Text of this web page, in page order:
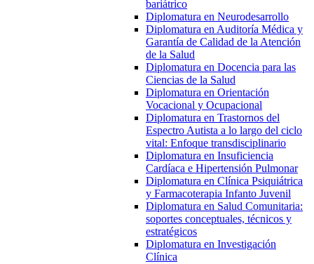
bariátrico
Diplomatura en Neurodesarrollo
Diplomatura en Auditoría Médica y
Garantía de Calidad de la Atención
de la Salud
Diplomatura en Docencia para las
Ciencias de la Salud
Diplomatura en Orientación
Vocacional y Ocupacional
Diplomatura en Trastornos del
Espectro Autista a lo largo del ciclo
vital: Enfoque transdisciplinario
Diplomatura en Insuficiencia
Cardíaca e Hipertensión Pulmonar
Diplomatura en Clínica Psiquiátrica
y Farmacoterapia Infanto Juvenil
Diplomatura en Salud Comunitaria:
soportes conceptuales, técnicos y
estratégicos
Diplomatura en Investigación
Clínica